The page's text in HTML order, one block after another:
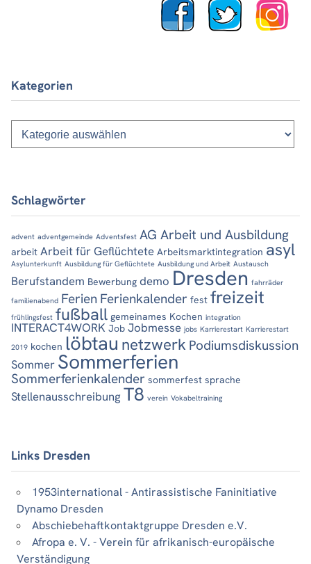
Kategorien
Kategorien
Schlagwörter
advent adventgemeinde Adventsfest AG Arbeit und Ausbildung
arbeit Arbeit für Geflüchtete Arbeitsmarktintegration asyl
Asylunterkunft Ausbildung für Geflüchtete Ausbildung und Arbeit Austausch
Berufstandem Bewerbung demo Dresden fahrräder
familienabend Ferien Ferienkalender fest freizeit
frühlingsfest fußball gemeinames Kochen integration
INTERACT4WORK Job Jobmesse jobs Karrierestart Karrierestart
2019 kochen löbtau netzwerk Podiumsdiskussion
Sommer Sommerferien
Sommerferienkalender sommerfest sprache
Stellenausschreibung T8 verein Vokabeltraining
Links Dresden
1953international - Antirassistische Faninitiative
Dynamo Dresden
Abschiebehaftkontaktgruppe Dresden e.V.
Afropa e. V. - Verein für afrikanisch-europäische
Verständigung